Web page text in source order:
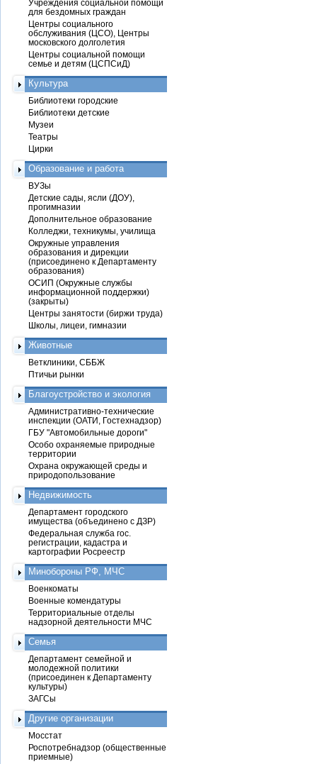
Учреждения социальной помощи
для бездомных граждан
Центры социального
обслуживания (ЦСО), Центры
московского долголетия
Центры социальной помощи
семье и детям (ЦСПСиД)
Культура
Библиотеки городские
Библиотеки детские
Музеи
Театры
Цирки
Образование и работа
ВУЗы
Детские сады, ясли (ДОУ),
прогимназии
Дополнительное образование
Колледжи, техникумы, училища
Окружные управления
образования и дирекции
(присоединено к Департаменту
образования)
ОСИП (Окружные службы
информационной поддержки)
(закрыты)
Центры занятости (биржи труда)
Школы, лицеи, гимназии
Животные
Ветклиники, СББЖ
Птичьи рынки
Благоустройство и экология
Административно-технические
инспекции (ОАТИ, Гостехнадзор)
ГБУ "Автомобильные дороги"
Особо охраняемые природные
территории
Охрана окружающей среды и
природопользование
Недвижимость
Департамент городского
имущества (объединено с ДЗР)
Федеральная служба гос.
регистрации, кадастра и
картографии Росреестр
Минобороны РФ, МЧС
Военкоматы
Военные комендатуры
Территориальные отделы
надзорной деятельности МЧС
Семья
Департамент семейной и
молодежной политики
(присоединен к Департаменту
культуры)
ЗАГСы
Другие организации
Мосстат
Роспотребнадзор (общественные
приемные)